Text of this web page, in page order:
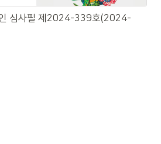
각시
배분받 심사필 제2024-339호(2024-